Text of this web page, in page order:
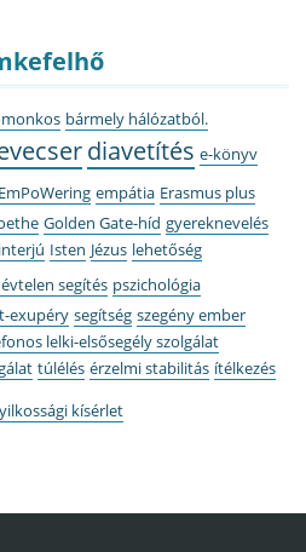
bármely hálózatból.
diavetítés e-könyv
EmPoWering empátia Erasmus plus
Golden Gate-híd gyereknevelés
interjú Isten Jézus lehetőség
segítés pszichológia
exupéry segítség szegény ember
lelki-elsősegély szolgálat
túlélés érzelmi stabilitás ítélkezés
kísérlet